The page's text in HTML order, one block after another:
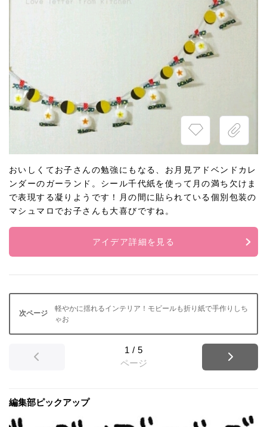
おいしくてお子さんの勉強にもなる、お月見アドベンドカレ
ンダーのガーランド。シール千代紙を使って月の満ち欠けま
で表現する凝りようです！月の間に貼られている個別包装の
マシュマロでお子さんも大喜びですね。
アイデア詳細を見る
軽やかに揺れるインテリア！モビールも折り紙で手作りしち
ゃお
1 / 5
ページ
編集部ピックアップ